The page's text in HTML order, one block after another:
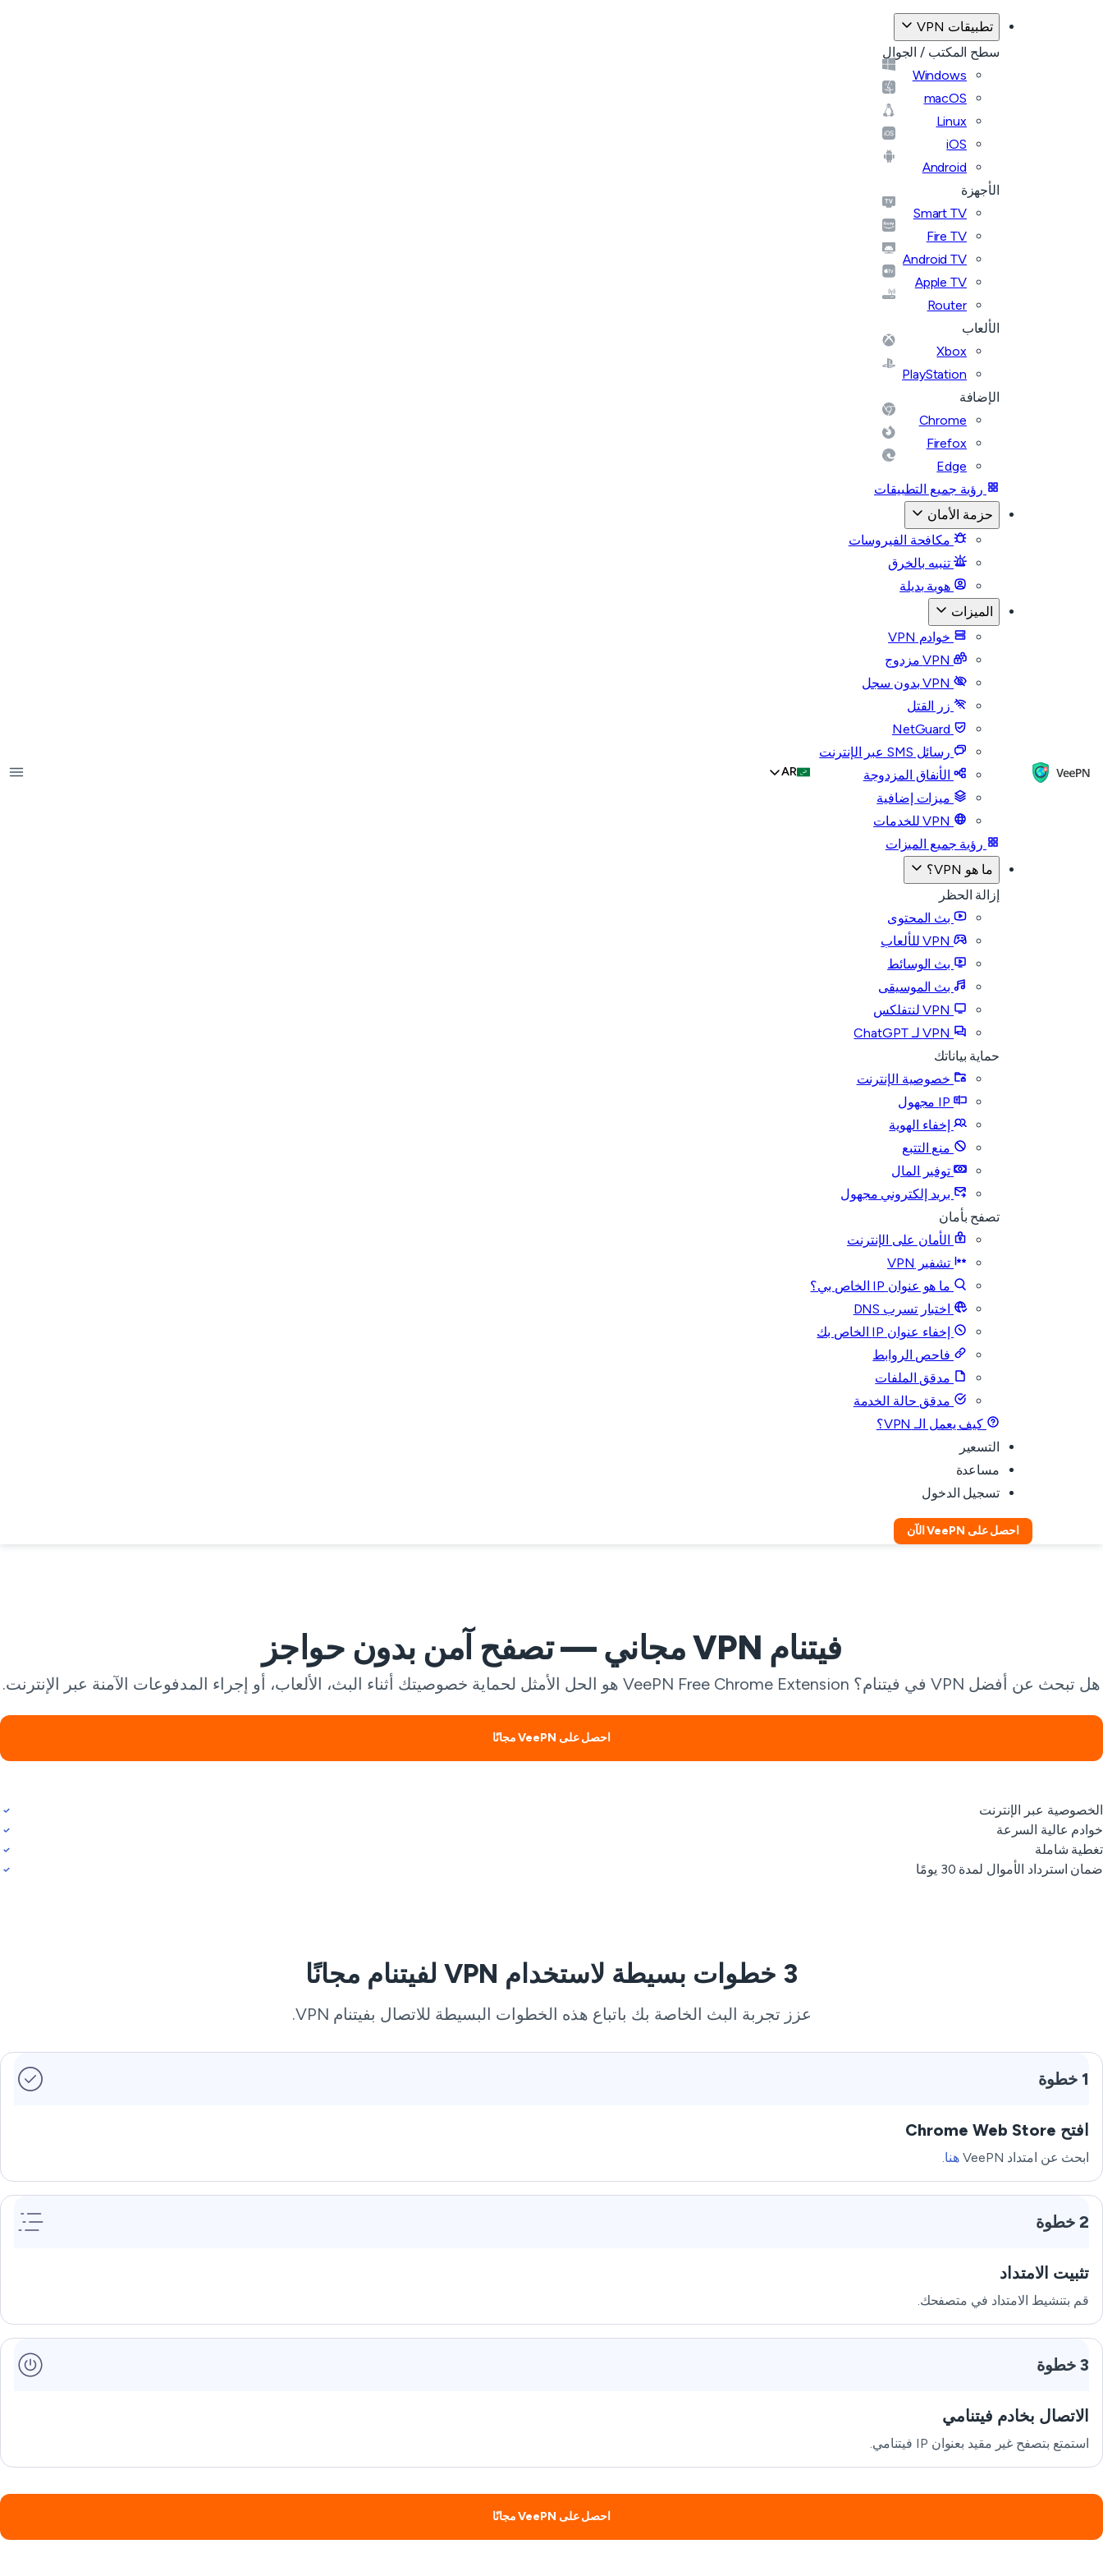
تطبيقات VPN
سطح المكتب / الجوال
Windows
macOS
Linux
iOS
Android
الأجهزة
Smart TV
Fire TV
Android TV
Apple TV
Router
الألعاب
Xbox
PlayStation
الإضافة
Chrome
Firefox
Edge
رؤية جميع التطبيقات
حزمة الأمان
مكافحة الفيروسات
تنبيه بالخرق
هوية بديلة
الميزات
خوادم VPN
زر القتل
رسائل SMS عبر الإنترنت
الأنفاق المزدوجة
ميزات إضافية
رؤية جميع الميزات
ما هو VPN؟
إزالة الحظر
بث المحتوى
بث الوسائط
بث الموسيقى
حماية بياناتك
خصوصية الإنترنت
إخفاء الهوية
منع التتبع
توفير المال
بريد إلكتروني مجهول
تصفح بأمان
الأمان على الإنترنت
تشفير VPN
ما هو عنوان IP الخاص بي؟
اختبار تسرب DNS
إخفاء عنوان IP الخاص بك
فاحص الروابط
مدقق الملفات
مدقق حالة الخدمة
كيف يعمل الـ VPN؟
التسعير
مساعدة
تسجيل الدخول
احصل على VeePN الآن
AR
فيتنام VPN مجاني — تصفح آمن بدون حواجز
هل تبحث عن أفضل VPN في فيتنام؟ VeePN Free Chrome Extension هو الحل الأمثل لحماية خصوصيتك أثناء البث، الألعاب، أو إجراء المدفوعات الآمنة عبر الإنترنت.
احصل على VeePN مجانًا
الخصوصية عبر الإنترنت
خوادم عالية السرعة
تغطية شاملة
ضمان استرداد الأموال لمدة 30 يومًا
3 خطوات بسيطة لاستخدام VPN لفيتنام مجانًا
عزز تجربة البث الخاصة بك باتباع هذه الخطوات البسيطة للاتصال بفيتنام VPN.
1 خطوة
افتح Chrome Web Store
ابحث عن امتداد VeePN هنا.
2 خطوة
تثبيت الامتداد
قم بتنشيط الامتداد في متصفحك.
3 خطوة
الاتصال بخادم فيتنامي
استمتع بتصفح غير مقيد بعنوان IP فيتنامي.
احصل على VeePN مجانًا